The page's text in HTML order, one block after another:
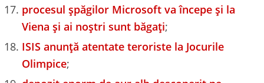
procesul șpăgilor Microsoft va începe și la
Viena și ai noștri sunt băgați;
ISIS anunță atentate teroriste la Jocurile
Olimpice;